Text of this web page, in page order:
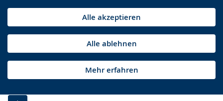
Alle akzeptieren
Alle ablehnen
Mehr erfahren